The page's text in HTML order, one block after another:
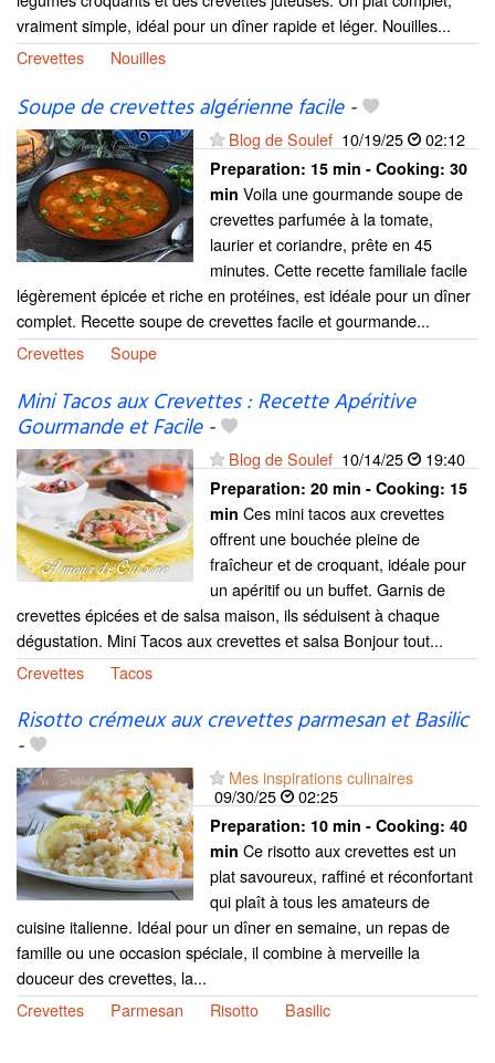
vraiment simple, idéal pour un dîner rapide et léger. Nouilles...
Crevettes
Nouilles
Soupe de crevettes algérienne facile-
Blog de Soulef 10/19/25 02:12
Preparation: 15 min - Cooking: 30
min Voila une gourmande soupe de
crevettes parfumée à la tomate,
laurier et coriandre, prête en 45
minutes. Cette recette familiale facile
légèrement épicée et riche en protéines, est idéale pour un dîner
complet. Recette soupe de crevettes facile et gourmande...
Crevettes
Soupe
Mini Tacos aux Crevettes : Recette Apéritive
Gourmande et Facile-
Blog de Soulef 10/14/25 19:40
Preparation: 20 min - Cooking: 15
min Ces mini tacos aux crevettes
offrent une bouchée pleine de
fraîcheur et de croquant, idéale pour
un apéritif ou un buffet. Garnis de
crevettes épicées et de salsa maison, ils séduisent à chaque
dégustation. Mini Tacos aux crevettes et salsa Bonjour tout...
Crevettes
Tacos
Risotto crémeux aux crevettes parmesan et Basilic
-
Mes inspirations culinaires
09/30/25
02:25
Preparation: 10 min - Cooking: 40
min Ce risotto aux crevettes est un
plat savoureux, raffiné et réconfortant
qui plaît à tous les amateurs de
cuisine italienne. Idéal pour un dîner en semaine, un repas de
famille ou une occasion spéciale, il combine à merveille la
douceur des crevettes, la...
Crevettes
Parmesan Risotto Basilic